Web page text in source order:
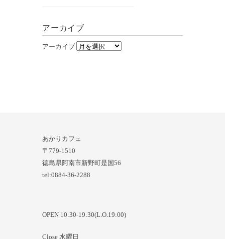
アーカイブ
アーカイブ
あかりカフェ
〒779-1510
徳島県阿南市新野町是国56
tel:0884-36-2288
OPEN 10:30-19:30(L.O.19:00)
Close 水曜日